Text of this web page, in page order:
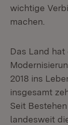
wichtige
machen.
Das Land hat
2018 ins
insgesamt
Seit
landesweit